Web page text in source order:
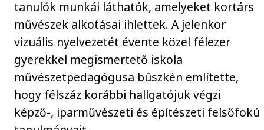
tanulók munkái láthatók, amelyeket kortárs
művészek alkotásai ihlettek. A jelenkor
vizuális nyelvezetét évente közel félezer
gyerekkel megismertető iskola
művészetpedagógusa büszkén említette,
hogy félszáz korábbi hallgatójuk végzi
képző-, iparművészeti és építészeti felsőfokú